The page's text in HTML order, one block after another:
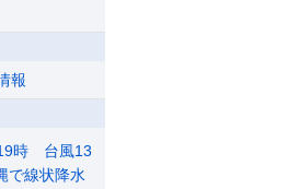
報
時 台風13
線状降水